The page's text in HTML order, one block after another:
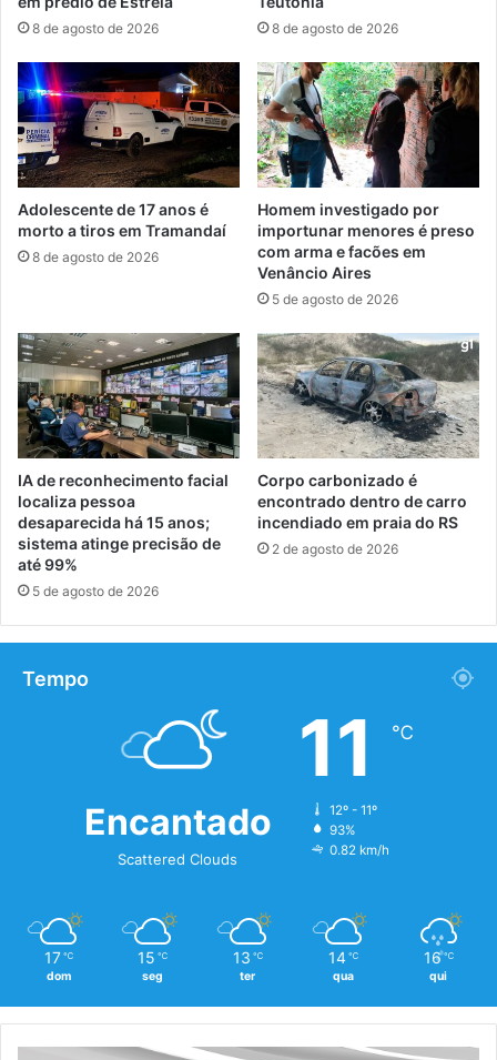
8 de agosto de 2026 8 de agosto de 2026
Adolescente de 17 anos é
morto a tiros em Tramandaí
8 de agosto de 2026
Homem investigado por
importunar menores é preso
com arma e facões em
Venâncio Aires
5 de agosto de 2026
IA de reconhecimento facial
localiza pessoa
desaparecida há 15 anos;
sistema atinge precisão de
até 99%
5 de agosto de 2026
Corpo carbonizado é
encontrado dentro de carro
incendiado em praia do RS
2 de agosto de 2026
Tempo
Encantado
Scattered Clouds
11 ℃
12º - 11º
93%
0.82 km/h
17 ℃
dom
15 ℃
seg
13 ℃
ter
14 ℃
qua
16 ℃
qui